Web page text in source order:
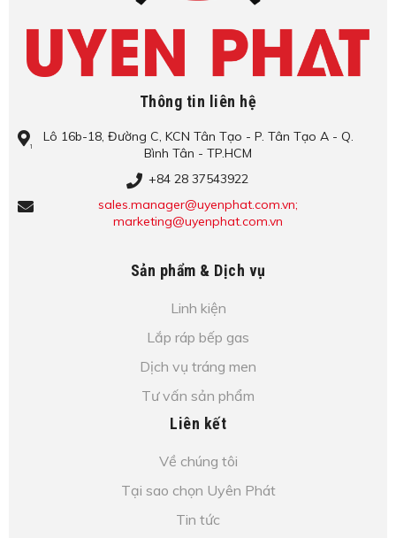
Thông tin liên hệ
Lô​ 16b-18, Đ​ư​ờ​ng C, KCN Tâ​n Tạo​ - P. Tâ​n Tạo​ A - Q.
Bình​ Tâ​n - TP.HCM
+84 28 37543922
sales.manager@uyenphat.com.vn;
marketing@uyenphat.com.vn
Sản phẩm & Dịch vụ
Linh kiện
Lắp ráp bếp gas
Dịch vụ tráng men
Tư vấn sản phẩm
Liên kết
Về chúng tôi
Tại sao chọn Uyên Phát
Tin tức